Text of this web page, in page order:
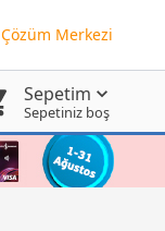
Çözüm Merkezi
Sepetim
Sepetiniz boş